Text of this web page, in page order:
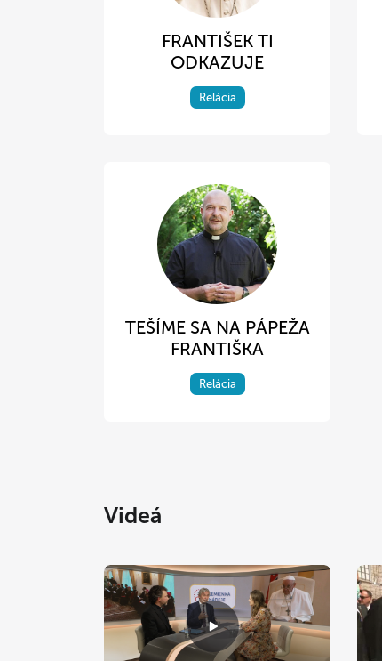
FRANTIŠEK TI
ODKAZUJE
Relácia
TEŠÍME SA NA PÁPEŽA
FRANTIŠKA
Relácia
Videá